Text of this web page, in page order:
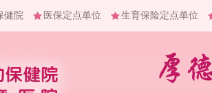
健院 医保定点单位 生育保险定点单位